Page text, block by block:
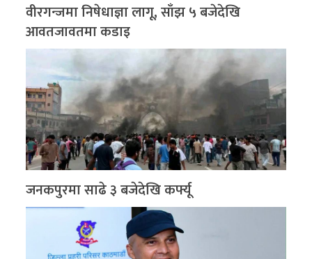
वीरगन्जमा निषेधाज्ञा लागू, साँझ ५ बजेदेखि
आवतजावतमा कडाइ
जनकपुरमा साढे ३ बजेदेखि कर्फ्यू